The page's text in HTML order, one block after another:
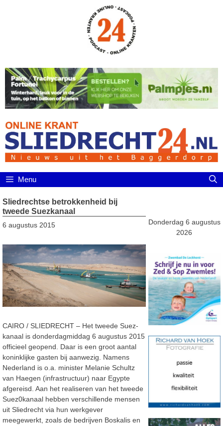
Menu
Sliedrechtse betrokkenheid bij
tweede Suezkanaal
6 augustus 2015
CAIRO / SLIEDRECHT – Het tweede Suez-
kanaal is donderdagmiddag 6 augustus 2015
officieel geopend. Daar is een groot aantal
koninklijke gasten bij aanwezig. Namens
Nederland is o.a. minister Melanie Schultz
van Haegen (infrastructuur) naar Egypte
afgereisd. Aan het realiseren van het tweede
Suez0kanaal hebben verschillende mensen
uit Sliedrecht via hun werkgever
meegewerkt, zoals de bedrijven Boskalis en
Donderdag 6 augustus
2026